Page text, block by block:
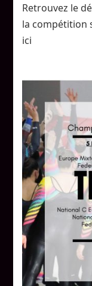
Retrouvez le
la compétition
ici